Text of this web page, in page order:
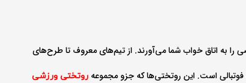
را به اتاق خواب شما می‌آورند. از تیم‌های معروف تا طرح‌های
فوتبالی است. این روتختی‌ها که جزو مجموعه روتختی ورزشی